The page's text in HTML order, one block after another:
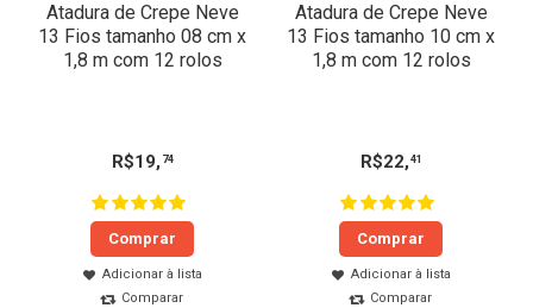
Atadura de Crepe Neve
13 Fios tamanho 08 cm x
1,8 m com 12 rolos
R$19, 74
Comprar
Adicionar à lista
Comparar
Atadura de Crepe Neve
13 Fios tamanho 10 cm x
1,8 m com 12 rolos
R$22, 41
Comprar
Adicionar à lista
Comparar